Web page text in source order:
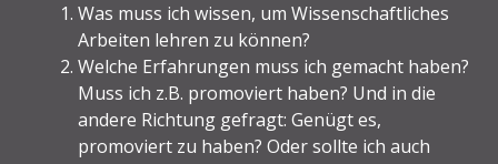
Was muss ich wissen, um Wissenschaftliches
Arbeiten lehren zu können?
Welche Erfahrungen muss ich gemacht haben?
Muss ich z.B. promoviert haben? Und in die
andere Richtung gefragt: Genügt es,
promoviert zu haben? Oder sollte ich auch